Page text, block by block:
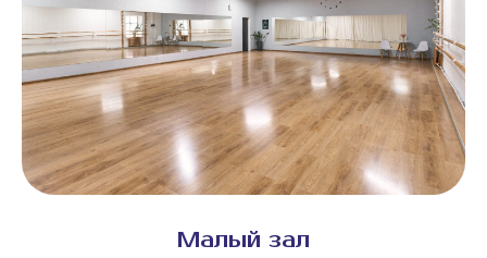
Малый зал